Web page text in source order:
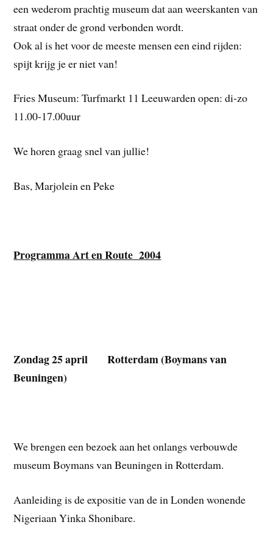
een wederom prachtig museum dat aan weerskanten van
straat onder de grond verbonden wordt.
Ook al is het voor de meeste mensen een eind rijden:
spijt krijg je er niet van!
Fries Museum: Turfmarkt 11 Leeuwarden open: di-zo
11.00-17.00uur
We horen graag snel van jullie!
Bas, Marjolein en Peke
Programma Art en Route 2004
Zondag 25 april Rotterdam (Boymans van
Beuningen)
We brengen een bezoek aan het onlangs verbouwde
museum Boymans van Beuningen in Rotterdam.
Aanleiding is de expositie van de in Londen wonende
Nigeriaan Yinka Shonibare.